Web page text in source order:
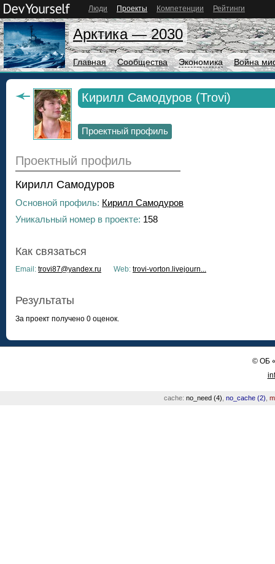
Люди Проекты Компетенции Рейтинги
Арктика — 2030
Главная Сообщества Экономика Война
Кирилл Самодуров (Trovi)
Проектный профиль
Проектный профиль
Кирилл Самодуров
Основной профиль: Кирилл Самодуров
Уникальный номер в проекте: 158
Как связаться
Email: trovi87@yandex.ru Web: trovi-vorton.livejourn...
Результаты
За проект получено 0 оценок.
©ОБ
cache: no_need (4) no_cache (2)